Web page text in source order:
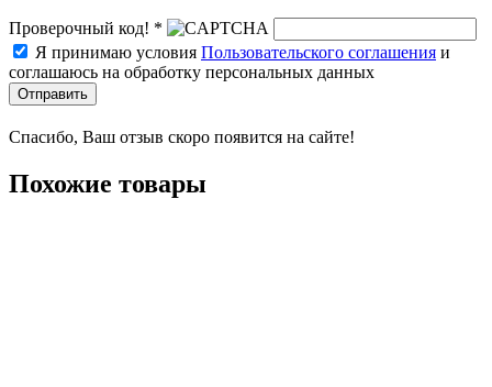
Проверочный код! *
Я принимаю условия Пользовательского соглашения и
соглашаюсь на обработку персональных данных
Отправить
Спасибо, Ваш отзыв скоро появится на сайте!
Похожие товары